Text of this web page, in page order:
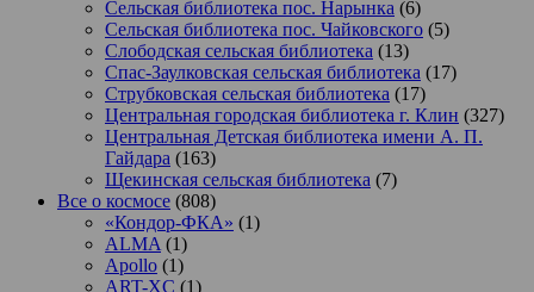
Сельская библиотека пос. Нарынка (6)
Сельская библиотека пос. Чайковского (5)
Слободская сельская библиотека (13)
Спас-Заулковская сельская библиотека (17)
Струбковская сельская библиотека (17)
Центральная городская библиотека г. Клин (327)
Центральная Детская библиотека имени А. П.
Гайдара (163)
Щекинская сельская библиотека (7)
Все о космосе (808)
«Кондор-ФКА» (1)
ALMA (1)
Apollo (1)
ART-XC (1)